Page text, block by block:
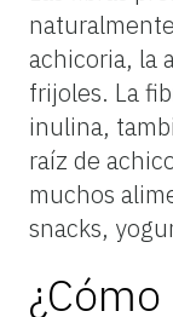
achicoria, la
frijoles. La
inulina,
raíz de
muchos
snacks,